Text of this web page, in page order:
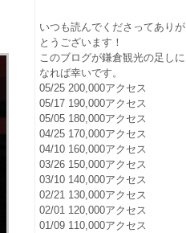
いつも読んでくださってありが
とうございます！
このブログが鎌倉観光の足しに
なれば幸いです。
05/25 200,000アクセス
05/17 190,000アクセス
05/05 180,000アクセス
04/25 170,000アクセス
04/10 160,000アクセス
03/26 150,000アクセス
03/10 140,000アクセス
02/21 130,000アクセス
02/01 120,000アクセス
01/09 110,000アクセス